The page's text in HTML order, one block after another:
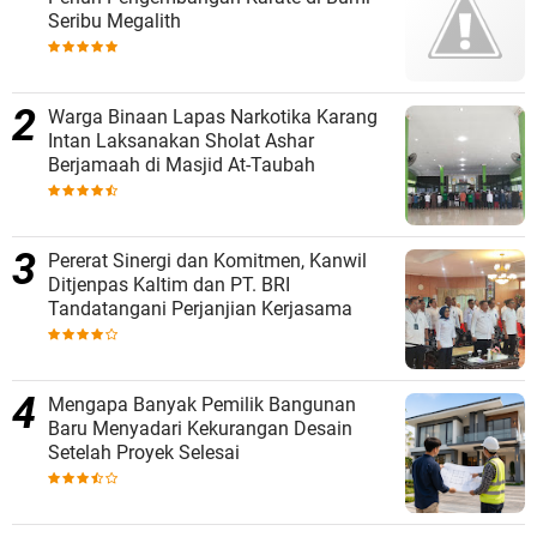
Seribu Megalith
Warga Binaan Lapas Narkotika Karang
Intan Laksanakan Sholat Ashar
Berjamaah di Masjid At-Taubah
Pererat Sinergi dan Komitmen, Kanwil
Ditjenpas Kaltim dan PT. BRI
Tandatangani Perjanjian Kerjasama
Mengapa Banyak Pemilik Bangunan
Baru Menyadari Kekurangan Desain
Setelah Proyek Selesai